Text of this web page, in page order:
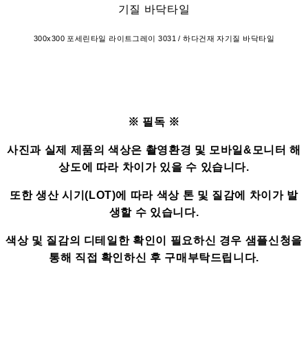
300x300 포세린타일 라이트그레이 3031 / 하다건재 자기질 바닥타일
※ 필독 ※
사진과 실제 제품의 색상은 촬영환경 및 모바일&모니터 해
상도에 따라 차이가 있을 수 있습니다.
또한 생산 시기(LOT)에 따라 색상 톤 및 질감에 차이가 발
생할 수 있습니다.
색상 및 질감의 디테일한 확인이 필요하신 경우 샘플신청을
통해 직접 확인하신 후 구매부탁드립니다.